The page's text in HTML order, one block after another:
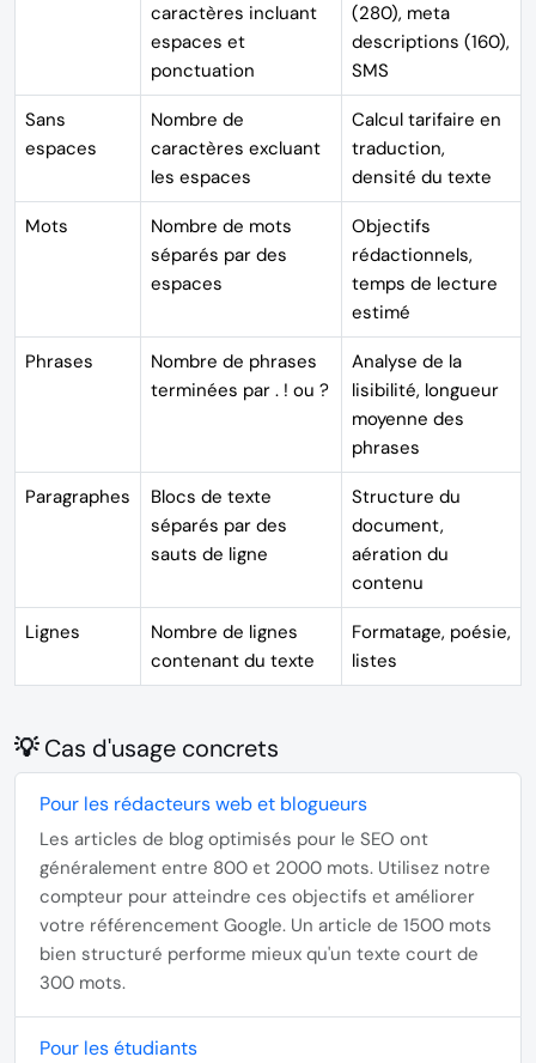
caractères incluant
espaces et
ponctuation
(280), meta
descriptions (160),
SMS
Sans
espaces
Nombre de
caractères excluant
les espaces
Calcul tarifaire en
traduction,
densité du texte
Mots
Nombre de mots
séparés par des
espaces
Objectifs
rédactionnels,
temps de lecture
estimé
Phrases
Nombre de phrases
terminées par . ! ou ?
Analyse de la
lisibilité, longueur
moyenne des
phrases
Paragraphes
Blocs de texte
séparés par des
sauts de ligne
Structure du
document,
aération du
contenu
Lignes
Nombre de lignes
contenant du texte
Formatage, poésie,
listes
💡 Cas d'usage concrets
Pour les rédacteurs web et blogueurs
Les articles de blog optimisés pour le SEO ont
généralement entre 800 et 2000 mots. Utilisez notre
compteur pour atteindre ces objectifs et améliorer
votre référencement Google. Un article de 1500 mots
bien structuré performe mieux qu'un texte court de
300 mots.
Pour les étudiants